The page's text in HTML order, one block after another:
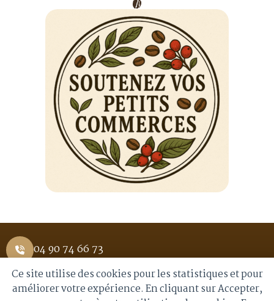
04 90 74 66 73
1 Place Saint Pierre 84400 APT
Ce site utilise des cookies pour les statistiques et pour
améliorer votre expérience. En cliquant sur Accepter,